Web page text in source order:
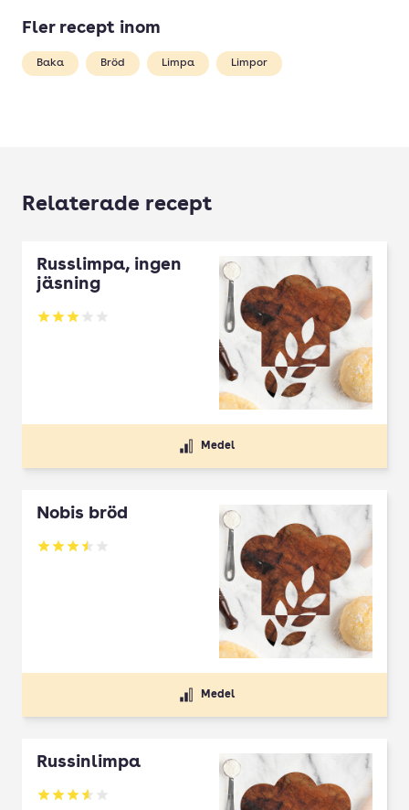
Fler recept inom
Baka Bröd Limpa Limpor
Relaterade recept
Russlimpa, ingen
jäsning
Betyg: 3 av 5
Medel
Nobis bröd
Betyg: 3.5 av 5
Medel
Russinlimpa
Betyg: 3.55 av 5